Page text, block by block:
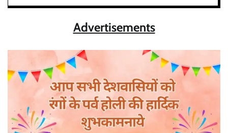
Advertisements